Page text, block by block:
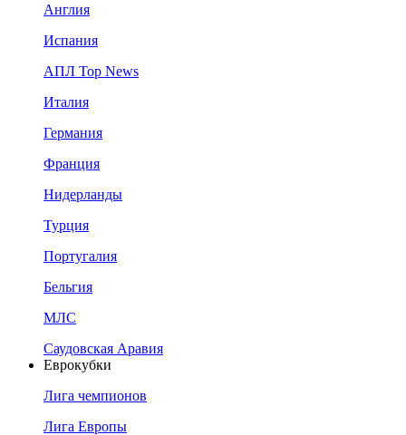
Англия
Испания
АПЛ Top News
Италия
Германия
Франция
Нидерланды
Турция
Португалия
Бельгия
МЛС
Саудовская Аравия
Еврокубки
Лига чемпионов
Лига Европы